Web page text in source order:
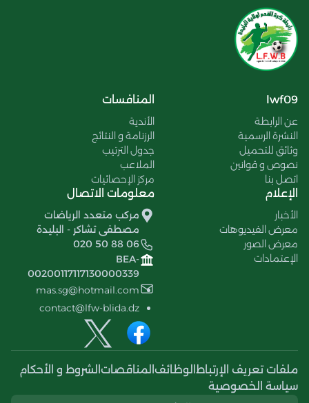
lwf09
عن الرابطة
النشرة الرسمية
وثائق للتحميل
نصوص و قوانين
اتصل بنا
المنافسات
الأندية
الرزنامة و النتائج
جدول الترتيب
الملاعب
مركز الإحصائيات
الإعلام
الأخبار
معرض الفيديوهات
معرض الصور
الإعتمادات
معلومات الاتصال
مركب متعدد الرياضات
مصطفى تشاكر - البليدة
020 50 88 06
BEA-
00200117117130000339
mas.sg@hotmail.com
contact@lfw-blida.dz
ملفات تعريف الإرتباط الوظائف المناقصات الشروط و الأحكام
سياسة الخصوصية